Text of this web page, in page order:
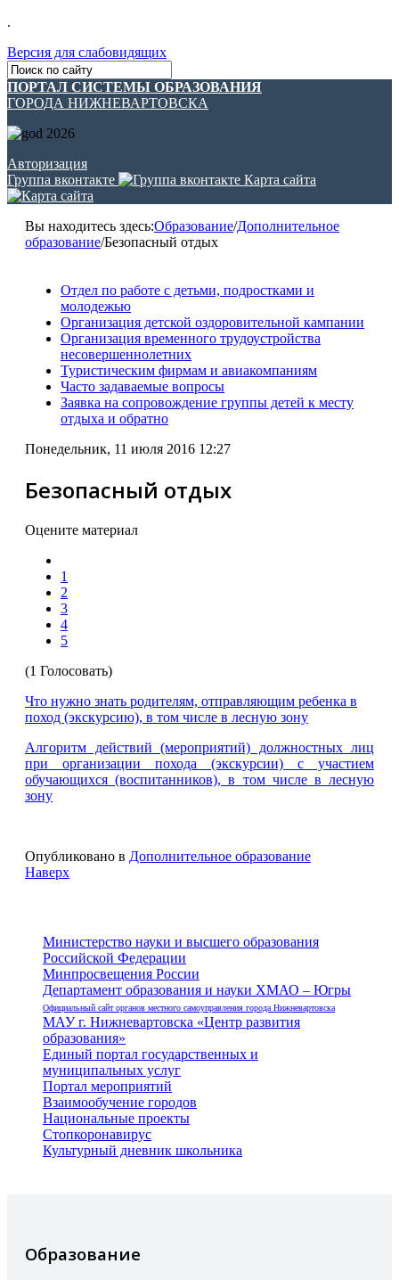
.
Версия для слабовидящих
ПОРТАЛ СИСТЕМЫ ОБРАЗОВАНИЯ
ГОРОДА НИЖНЕВАРТОВСКА
Авторизация
Группа вконтакте
Карта сайта
Вы находитесь здесь:Образование/Дополнительное
образование/Безопасный отдых
Отдел по работе с детьми, подростками и
молодежью
Организация детской оздоровительной кампании
Организация временного трудоустройства
несовершеннолетних
Туристическим фирмам и авиакомпаниям
Часто задаваемые вопросы
Заявка на сопровождение группы детей к месту
отдыха и обратно
Понедельник, 11 июля 2016 12:27
Безопасный отдых
Оцените материал
1
2
3
4
5
(1 Голосовать)
Что нужно знать родителям, отправляющим ребенка в
поход (экскурсию), в том числе в лесную зону
Алгоритм действий (мероприятий) должностных лиц
при организации похода (экскурсии) с участием
обучающихся (воспитанников), в том числе в лесную
зону
Опубликовано в Дополнительное образование
Наверх
Министерство науки и высшего образования
Российской Федерации
Минпросвещения России
Департамент образования и науки ХМАО – Югры
Официальный сайт органов местного самоуправления города Нижневартовска
МАУ г. Нижневартовска «Центр развития
образования»
Единый портал государственных и
муниципальных услуг
Портал мероприятий
Взаимообучение городов
Национальные проекты
Стопкоронавирус
Культурный дневник школьника
Образование